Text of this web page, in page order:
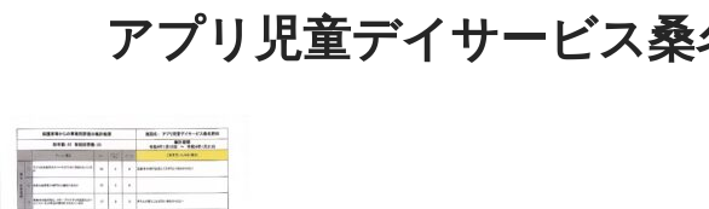
アプリ児童デイサービス桑